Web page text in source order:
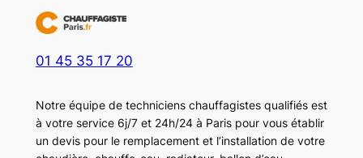
01 45 35 17 20
Notre équipe de techniciens chauffagistes qualifiés est
à votre service 6j/7 et 24h/24 à Paris pour vous établir
un devis pour le remplacement et l’installation de votre